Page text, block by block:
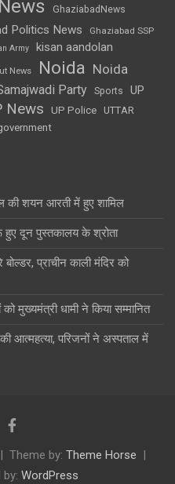
GhaziabadNews
Politics News Ghaziabad SSP
Army kisan aandolan
News Noida Noida
Party Sports
UP
News UP Police
UTTAR
की शयन आरती में हुए शामिल
दून पुस्तकालय के श्रोता
प्राचीन काली मंदिर को
मुख्यमंत्री धामी ने किया सम्मानित
आत्महत्या, परिजनों ने अस्पताल में
Theme by: Theme Horse
WordPress